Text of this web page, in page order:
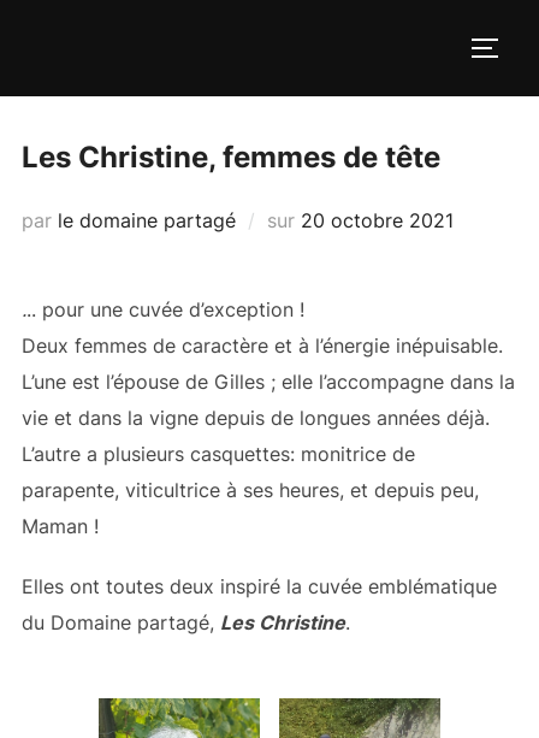
Les Christine, femmes de tête
par le domaine partagé sur Publié
20 octobre 2021
... pour une cuvée d’exception !
Deux femmes de caractère et à l’énergie inépuisable.
L’une est l’épouse de Gilles ; elle l’accompagne dans la
vie et dans la vigne depuis de longues années déjà.
L’autre a plusieurs casquettes: monitrice de
parapente, viticultrice à ses heures, et depuis peu,
Maman !
Elles ont toutes deux inspiré la cuvée emblématique
du Domaine partagé, Les Christine.